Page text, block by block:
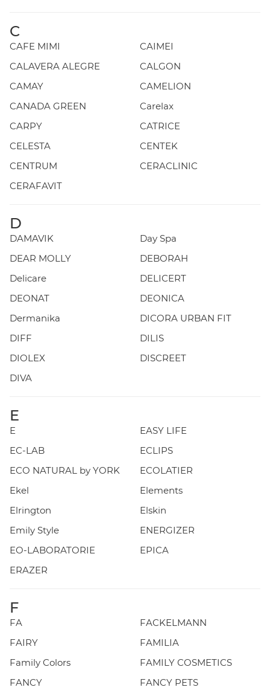
C
CAFE MIMI
CAIMEI
CALAVERA ALEGRE
CALGON
CAMAY
CAMELION
CANADA GREEN
Carelax
CARPY
CATRICE
CELESTA
CENTEK
CENTRUM
CERACLINIC
CERAFAVIT
D
DAMAVIK
Day Spa
DEAR MOLLY
DEBORAH
Delicare
DELICERT
DEONAT
DEONICA
Dermanika
DICORA URBAN FIT
DIFF
DILIS
DIOLEX
DISCREET
DIVA
E
E
EASY LIFE
EC-LAB
ECLIPS
ECO NATURAL by YORK
ECOLATIER
Ekel
Elements
Elrington
Elskin
Emily Style
ENERGIZER
EO-LABORATORIE
EPICA
ERAZER
F
FA
FACKELMANN
FAIRY
FAMILIA
Family Colors
FAMILY COSMETICS
FANCY
FANCY PETS